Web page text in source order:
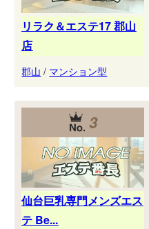
リラク＆エステ17 郡山
店
郡山 / マンション型
3
仙台巨乳専門メンズエス
テ Be...